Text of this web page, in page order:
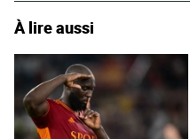
À lire aussi